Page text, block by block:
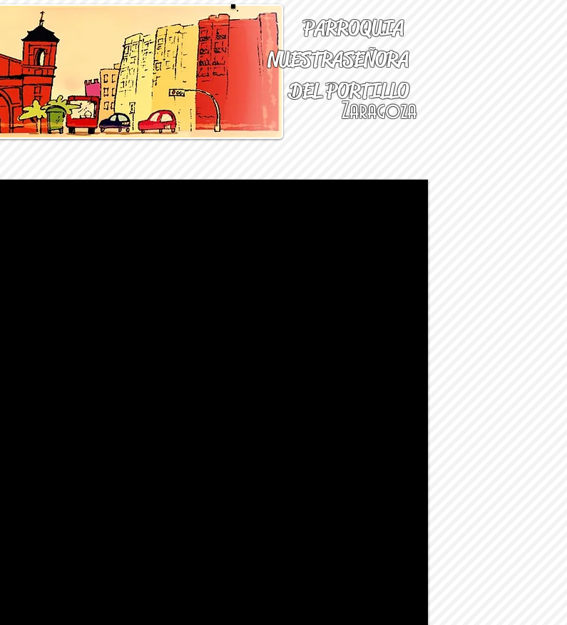
PARROQUIA
NUESTRASEÑORA
DEL PORTILLO
Zaragoza